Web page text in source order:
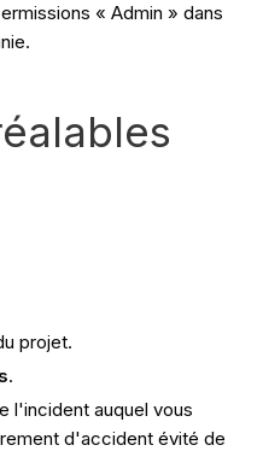
« Admin » dans
projet.
.
l'incident auquel vous
d'accident évité de